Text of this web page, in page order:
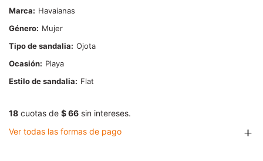
Marca
Havaianas
Género
Mujer
Tipo de sandalia
Ojota
Ocasión
Playa
Estilo de sandalia
Flat
18 cuotas de $ 66 sin intereses.
Ver todas las formas de pago